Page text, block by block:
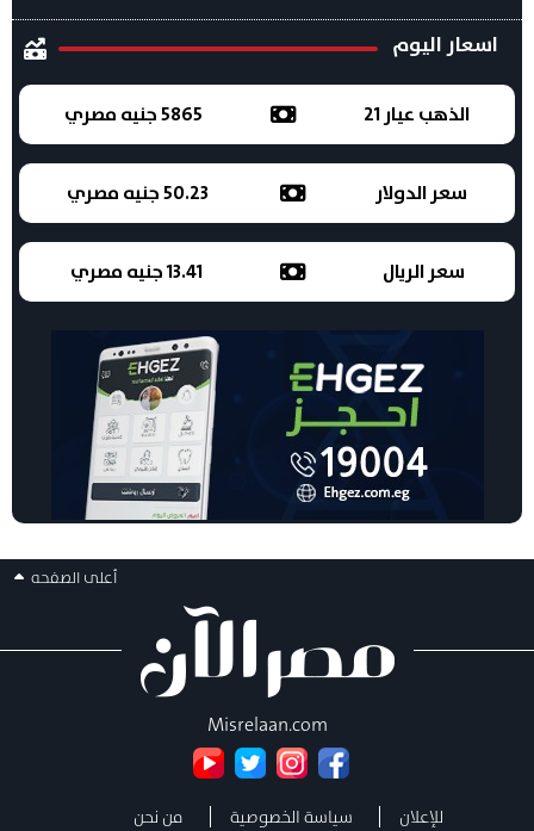
اسعار اليوم
الذهب عيار 21 5865 جنيه مصري
سعر الدولار 50.23 جنيه مصري
سعر الريال 13.41 جنيه مصري
أعلى الصفحه
Misrelaan.com
للإعلان سياسة الخصوصية من نحن